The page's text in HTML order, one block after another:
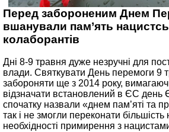
Перед забороненим Днем
вшанували пам’ять
колаборантів
Дні 8-9 травня дуже незручні для
влади. Святкувати День перемоги 9
забороняти ще з 2014 року,
відзначати встановлений в ЄС день
спочатку назвали «днем пам’яті та
так і не змогли переконати
необхідності примирення з